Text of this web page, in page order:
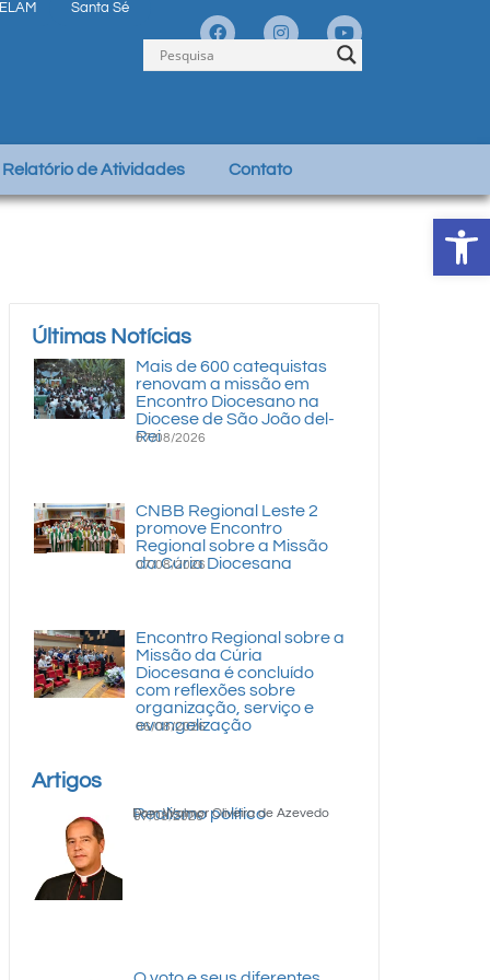
Santa Sé
Relatório de Atividades Contato
Últimas Notícias
Mais de 600 catequistas
renovam a missão em
Encontro Diocesano na
Diocese de São João del-
Rei
07/08/2026
CNBB Regional Leste 2
promove Encontro
Regional sobre a Missão
da Cúria Diocesana
07/08/2026
Encontro Regional sobre a
Missão da Cúria
Diocesana é concluído
com reflexões sobre
organização, serviço e
evangelização
06/08/2026
Artigos
Realismo político
Dom Walmor Oliveira de Azevedo
07/08/2026
Abrir